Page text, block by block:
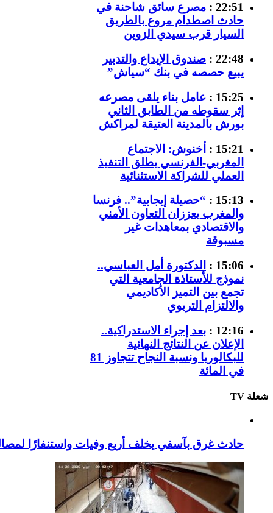
22:51 :
مصرع سائق شاحنة في
حادث اصطدام مروع بالطريق
السيار قرب سيدي الزوين
22:48 :
صندوق الإيداع والتدبير
يبيع حصصه في بنك “سياش”
15:25 :
عامل بناء يلقى مصرعه
إثر سقوطه من الطابق الثاني
بورش بالمدينة العتيقة لمراكش
15:21 :
أخنوش: الاجتماع
المغربي-الفرنسي يطلق التنفيذ
العملي للشراكة الاستثنائية
15:13 :
“حصيلة إيجابية”.. فرنسا
والمغرب يعززان التعاون الأمني
والاقتصادي بمعاهدات غير
مسبوقة
15:06 :
الدكتورة أمل العباسي..
نموذج للأستاذة الجامعية التي
تجمع بين التميز الأكاديمي
والالتزام التربوي
12:16 :
بعد إجراء الاستدراكية..
الإعلان عن النتائج النهائية
للبكالوريا ونسبة النجاح تتجاوز 81
في المائة
شعلة TV
حادث غرق بآسفي يخلف أربع وفيات واستنفارًا لمصالح